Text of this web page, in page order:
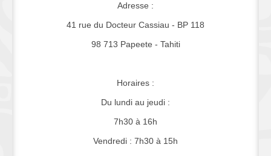
Adresse :
41 rue du Docteur Cassiau - BP 118
98 713 Papeete - Tahiti
Horaires :
Du lundi au jeudi :
7h30 à 16h
Vendredi : 7h30 à 15h